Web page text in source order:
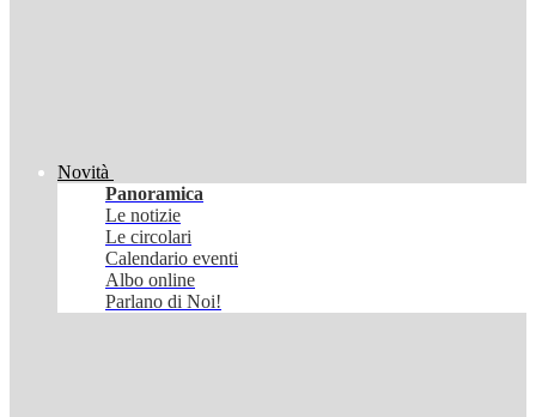
Novità
Panoramica
Le notizie
Le circolari
Calendario eventi
Albo online
Parlano di Noi!